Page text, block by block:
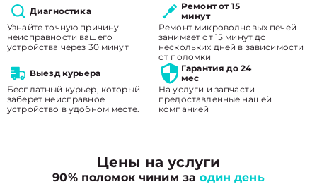
Диагностика
Узнайте точную причину
неисправности вашего
устройства через 30 минут
Ремонт от 15
минут
Ремонт микроволновых печей
занимает от 15 минут до
нескольких дней в зависимости
от поломки
Выезд курьера
Бесплатный курьер, который
заберет неисправное
устройство в удобном месте.
Гарантия до 24
мес
На услуги и запчасти
предоставленные нашей
компанией
Цены на услуги
90% поломок чиним заодин день